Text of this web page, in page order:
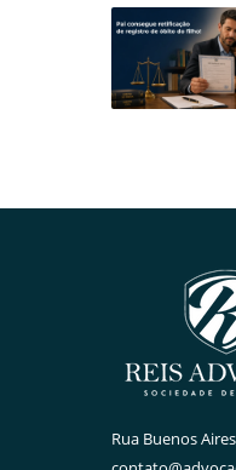
Rua Buenos